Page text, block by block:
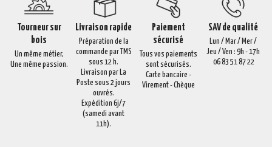
Tourneur sur
bois
Un même métier,
Une même passion.
Livraison rapide
Préparation de la
commande par TMS
sous 12 h.
Livraison par La
Poste sous 2 jours
ouvrés.
Expédition 6j/7
(samedi avant
11h).
Paiement
sécurisé
Tous vos paiements
sont sécurisés.
Carte bancaire -
Virement - Chèque
SAV de qualité
Lun / Mar / Mer /
Jeu / Ven : 9h - 17h
06 83 51 87 22